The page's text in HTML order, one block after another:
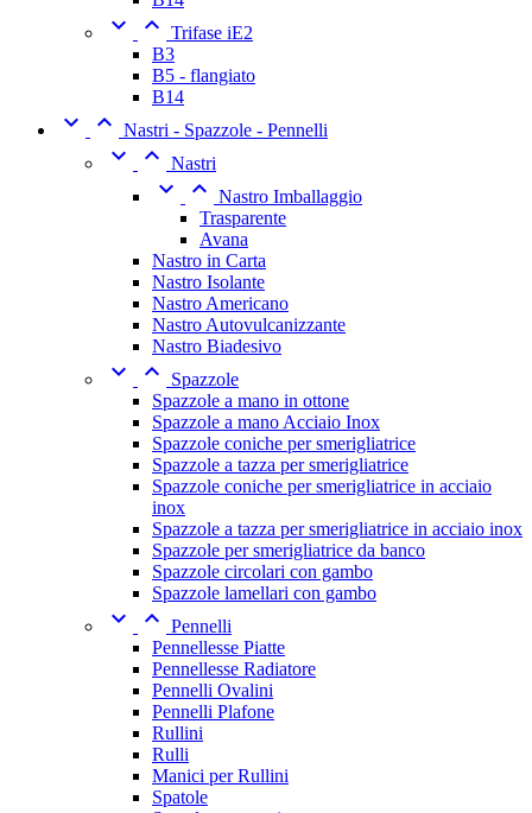
  Trifase iE2
B3
B5 - flangiato
B14
  Nastri - Spazzole - Pennelli
  Nastri
  Nastro Imballaggio
Trasparente
Avana
Nastro in Carta
Nastro Isolante
Nastro Americano
Nastro Autovulcanizzante
Nastro Biadesivo
 
Spazzole
Spazzole a mano in ottone
Spazzole a mano Acciaio Inox
Spazzole coniche per smerigliatrice
Spazzole a tazza per smerigliatrice
Spazzole coniche per smerigliatrice in acciaio
inox
Spazzole a tazza per smerigliatrice in acciaio inox
Spazzole per smerigliatrice da banco
Spazzole circolari con gambo
Spazzole lamellari con gambo
  Pennelli
Pennellesse Piatte
Pennellesse Radiatore
Pennelli Ovalini
Pennelli Plafone
Rullini
Rulli
Manici per Rullini
Spatole